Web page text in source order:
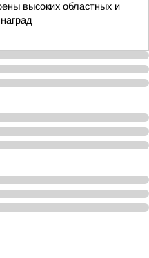
высоких областных и